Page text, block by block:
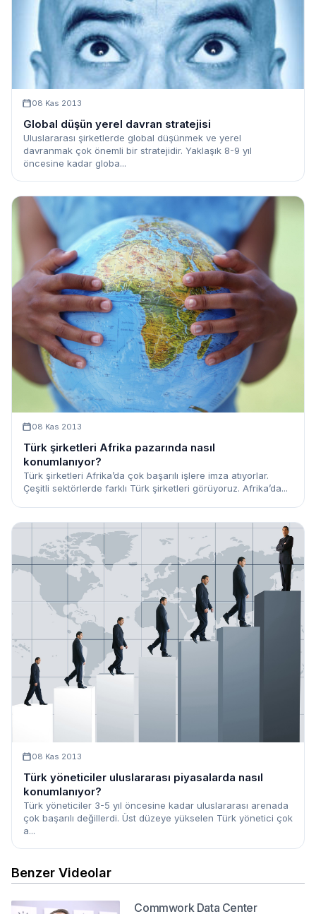
08 Kas 2013
Global düşün yerel davran stratejisi
Uluslararası şirketlerde global düşünmek ve yerel
davranmak çok önemli bir stratejidir. Yaklaşık 8-9 yıl
öncesine kadar globa...
08 Kas 2013
Türk şirketleri Afrika pazarında nasıl
konumlanıyor?
Türk şirketleri Afrika’da çok başarılı işlere imza atıyorlar.
Çeşitli sektörlerde farklı Türk şirketleri görüyoruz. Afrika’da...
08 Kas 2013
Türk yöneticiler uluslararası piyasalarda nasıl
konumlanıyor?
Türk yöneticiler 3-5 yıl öncesine kadar uluslararası arenada
çok başarılı değillerdi. Üst düzeye yükselen Türk yönetici çok
a...
Benzer Videolar
Commwork Data Center